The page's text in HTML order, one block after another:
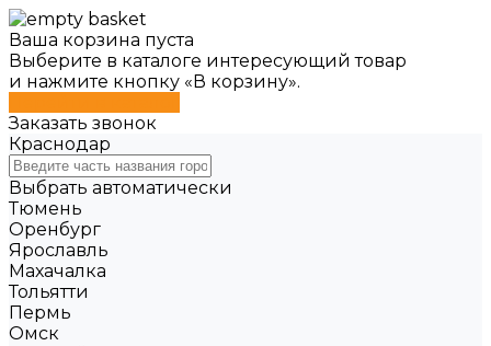
Ваша корзина пуста
Выберите в каталоге интересующий товар
и нажмите кнопку «В корзину».
Заказать звонок
Краснодар
Выбрать автоматически
Тюмень
Оренбург
Ярославль
Махачалка
Тольятти
Пермь
Омск